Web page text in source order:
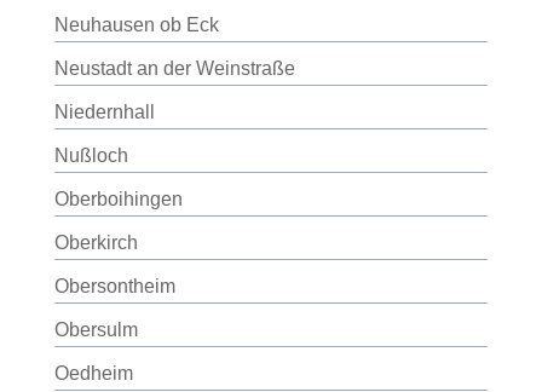
Neuhausen ob Eck
Neustadt an der Weinstraße
Niedernhall
Nußloch
Oberboihingen
Oberkirch
Obersontheim
Obersulm
Oedheim